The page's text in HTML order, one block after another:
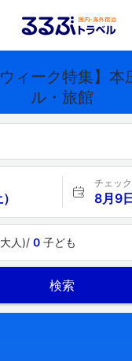
ウィーク特集】
ル・旅館
チェッ
8月9
人)/ 0 子ども
検索